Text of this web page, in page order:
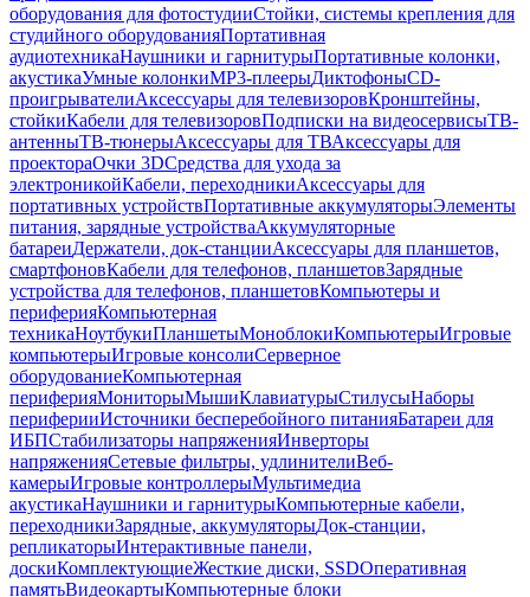
оборудования для фотостудииСтойки, системы крепления для
студийного оборудованияПортативная
аудиотехникаНаушники и гарнитурыПортативные колонки,
акустикаУмные колонкиMP3-плеерыДиктофоныCD-
проигрывателиАксессуары для телевизоровКронштейны,
стойкиКабели для телевизоровПодписки на видеосервисыТВ-
антенныТВ-тюнерыАксессуары для ТВАксессуары для
проектораОчки 3DСредства для ухода за
электроникойКабели, переходникиАксессуары для
портативных устройствПортативные аккумуляторыЭлементы
питания, зарядные устройстваАккумуляторные
батареиДержатели, док-станцииАксессуары для планшетов,
смартфоновКабели для телефонов, планшетовЗарядные
устройства для телефонов, планшетовКомпьютеры и
периферияКомпьютерная
техникаНоутбукиПланшетыМоноблокиКомпьютерыИгровые
компьютерыИгровые консолиСерверное
оборудованиеКомпьютерная
периферияМониторыМышиКлавиатурыСтилусыНаборы
периферииИсточники бесперебойного питанияБатареи для
ИБПСтабилизаторы напряженияИнверторы
напряженияСетевые фильтры, удлинителиВеб-
камерыИгровые контроллерыМультимедиа
акустикаНаушники и гарнитурыКомпьютерные кабели,
переходникиЗарядные, аккумуляторыДок-станции,
репликаторыИнтерактивные панели,
доскиКомплектующиеЖесткие диски, SSDОперативная
памятьВидеокартыКомпьютерные блоки